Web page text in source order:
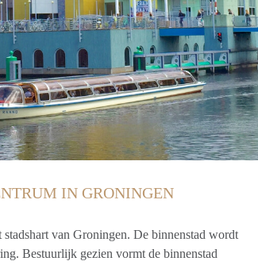
IN GRONINGEN
van Groningen. De binnenstad wordt
Bestuurlijk gezien vormt de binnenstad